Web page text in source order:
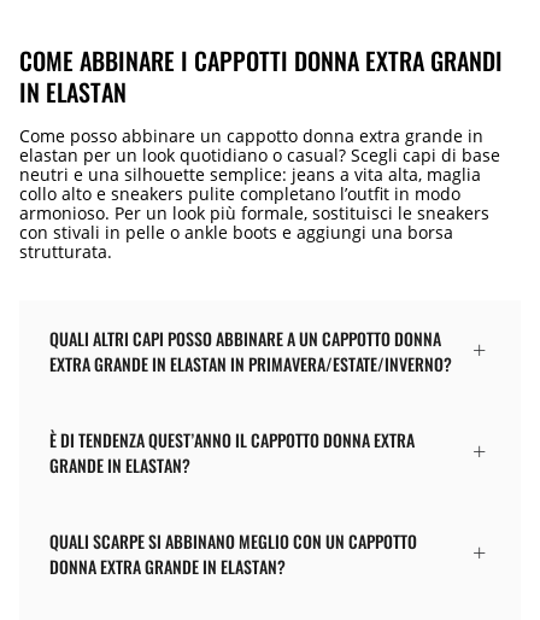
COME ABBINARE I CAPPOTTI DONNA EXTRA GRANDI
IN ELASTAN
Come posso abbinare un cappotto donna extra grande in
elastan per un look quotidiano o casual? Scegli capi di base
neutri e una silhouette semplice: jeans a vita alta, maglia
collo alto e sneakers pulite completano l’outfit in modo
armonioso. Per un look più formale, sostituisci le sneakers
con stivali in pelle o ankle boots e aggiungi una borsa
strutturata.
QUALI ALTRI CAPI POSSO ABBINARE A UN CAPPOTTO DONNA
EXTRA GRANDE IN ELASTAN IN PRIMAVERA/ESTATE/INVERNO?
È DI TENDENZA QUEST’ANNO IL CAPPOTTO DONNA EXTRA
GRANDE IN ELASTAN?
QUALI SCARPE SI ABBINANO MEGLIO CON UN CAPPOTTO
DONNA EXTRA GRANDE IN ELASTAN?